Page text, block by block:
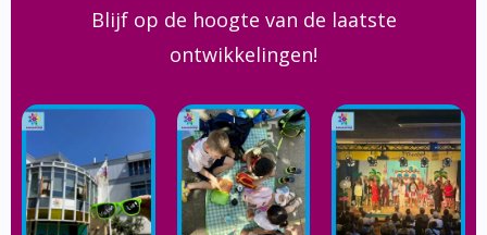
Blijf op de hoogte van de laatste
ontwikkelingen!